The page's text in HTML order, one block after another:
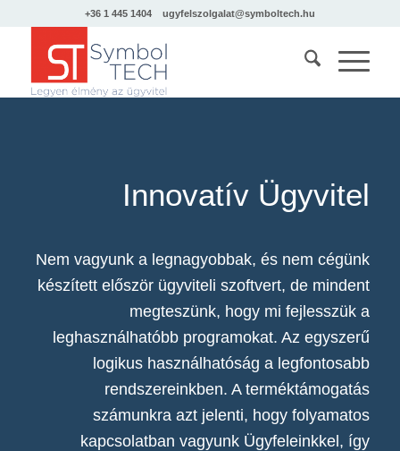
+36 1 445 1404 ugyfelszolgalat@symboltech.hu
Innovatív Ügyvitel
Nem vagyunk a legnagyobbak, és nem cégünk
készített először ügyviteli szoftvert, de mindent
megteszünk, hogy mi fejlesszük a
leghasználhatóbb programokat. Az egyszerű
logikus használhatóság a legfontosabb
rendszereinkben. A terméktámogatás
számunkra azt jelenti, hogy folyamatos
kapcsolatban vagyunk Ügyfeleinkkel, így